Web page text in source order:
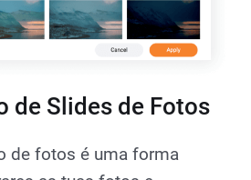
de Slides de Fotos
de fotos é uma forma